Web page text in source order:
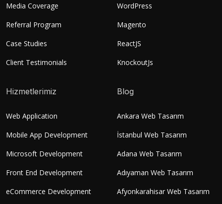
Media Coverage
Referral Program
Case Studies
Client Testimonials
WordPress
Magento
ReactJS
KnockoutJs
Hizmetlerimiz
Web Application
Mobile App Development
Microsoft Development
Front End Development
eCommerce Development
Blog
Ankara Web Tasarım
İstanbul Web Tasarım
Adana Web Tasarım
Adıyaman Web Tasarım
Afyonkarahisar Web Tasarım